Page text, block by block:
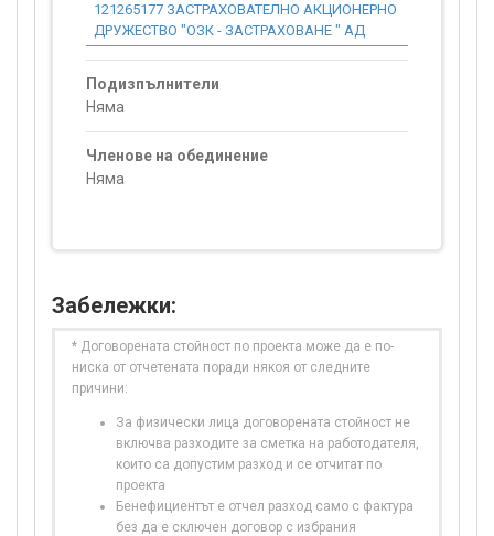
121265177 ЗАСТРАХОВАТЕЛНО АКЦИОНЕРНО
ДРУЖЕСТВО "ОЗК - ЗАСТРАХОВАНЕ " АД
Подизпълнители
Няма
Членове на обединение
Няма
Забележки:
* Договорената стойност по проекта може да е по-
ниска от отчетената поради някоя от следните
причини:
За физически лица договорената стойност не
включва разходите за сметка на работодателя,
които са допустим разход и се отчитат по
проекта
Бенефициентът е отчел разход само с фактура
без да е сключен договор с избрания